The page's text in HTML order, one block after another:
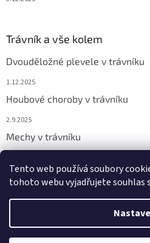
Tento web používá soubory
tohoto webu vyjadřujete souhlas
Trávník a vše kolem
Dvouděložné plevele v trávníku
1.12.2025
Houbové choroby v trávníku
2.9.2025
Mechy v trávníku